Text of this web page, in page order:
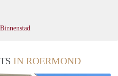
IN ROERMOND